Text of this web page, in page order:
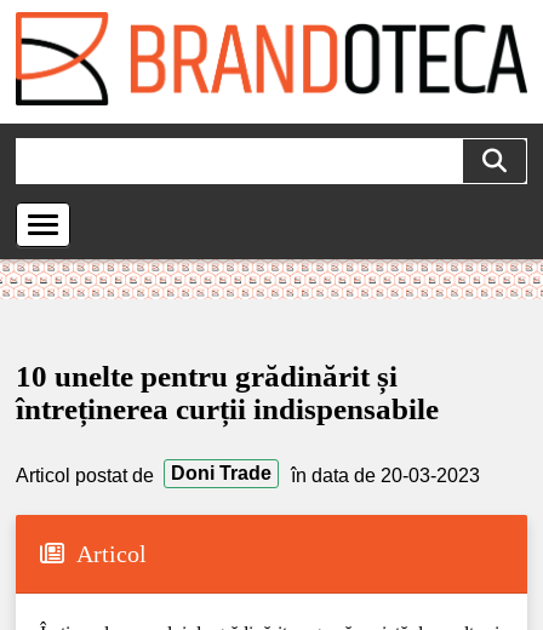
10 unelte pentru grădinărit și
întreținerea curții indispensabile
Articol postat de Doni Trade în data de 20-03-2023
Articol